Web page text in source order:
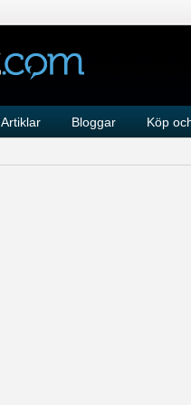
Artiklar Bloggar Köp